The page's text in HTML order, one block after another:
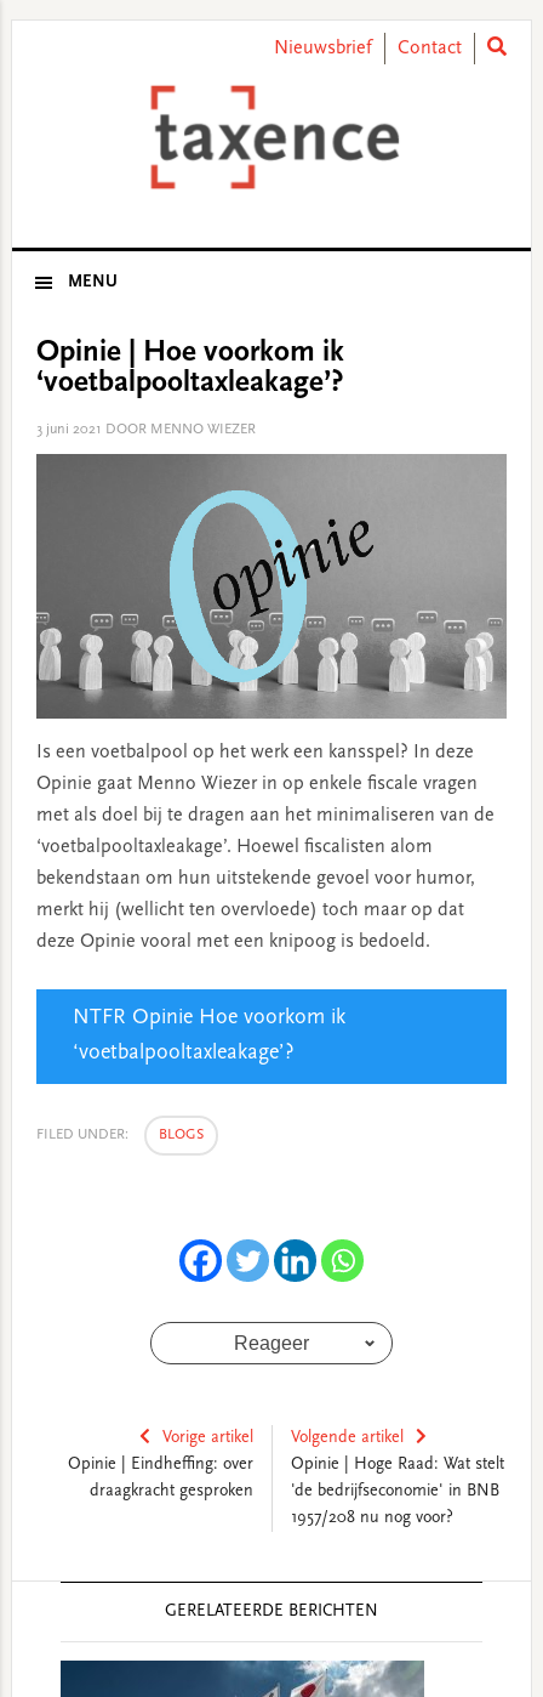
Nieuwsbrief Contact
MENU
Opinie | Hoe voorkom ik
‘voetbalpooltaxleakage’?
3 juni 2021 DOOR MENNO WIEZER
Is een voetbalpool op het werk een kansspel? In deze
Opinie gaat Menno Wiezer in op enkele fiscale vragen
met als doel bij te dragen aan het minimaliseren van de
‘voetbalpooltaxleakage’. Hoewel fiscalisten alom
bekendstaan om hun uitstekende gevoel voor humor,
merkt hij (wellicht ten overvloede) toch maar op dat
deze Opinie vooral met een knipoog is bedoeld.
NTFR Opinie Hoe voorkom ik
‘voetbalpooltaxleakage’?
FILED UNDER: BLOGS
Reageer
Vorige artikel
Opinie | Eindheffing: over
draagkracht gesproken
Volgende artikel
Opinie | Hoge Raad: Wat stelt
'de bedrijfseconomie' in BNB
1957/208 nu nog voor?
GERELATEERDE BERICHTEN